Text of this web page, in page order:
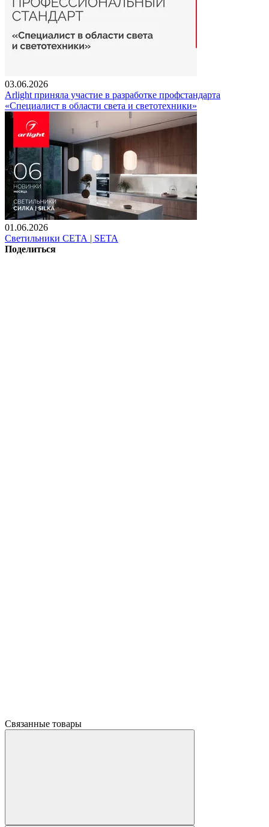
03.06.2026
Arlight приняла участие в разработке профстандарта
«Специалист в области света и светотехники»
01.06.2026
Светильники СЕТА | SETA
Поделиться
Связанные товары